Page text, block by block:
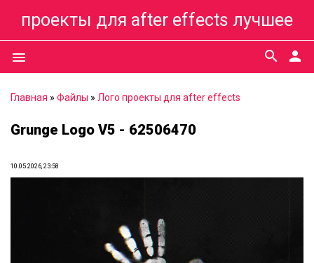
проекты для after effects лучшее
menu person
search
Главная » Файлы » Лого проекты для after effects
Grunge Logo V5 - 62506470
10.05.2026, 23:58